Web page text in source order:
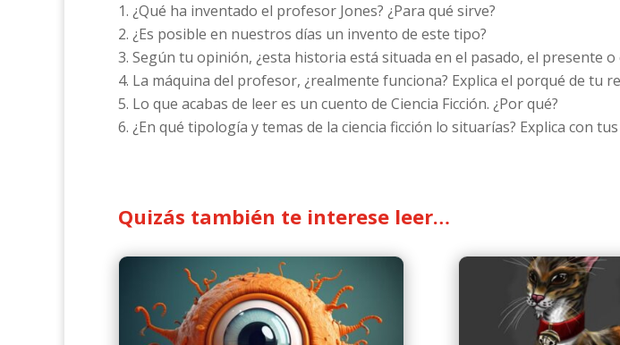
¿Qué ha inventado el profesor Jones? ¿Para qué sirve?
¿Es posible en nuestros días un invento de este tipo?
Según tu opinión, ¿esta historia está situada en el pasado, el presente o
La máquina del profesor, ¿realmente funciona? Explica el porqué de tu
Lo que acabas de leer es un cuento de Ciencia Ficción. ¿Por qué?
¿En qué tipología y temas de la ciencia ficción lo situarías? Explica con
Quizás también te interese leer…